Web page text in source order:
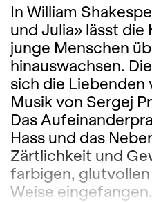
In William
und Julia» lässt die
junge Menschen
hinauswachsen.
sich die Liebenden
Musik von Sergej
Das
Hass und das
Zärtlichkeit und
farbigen,
Weise